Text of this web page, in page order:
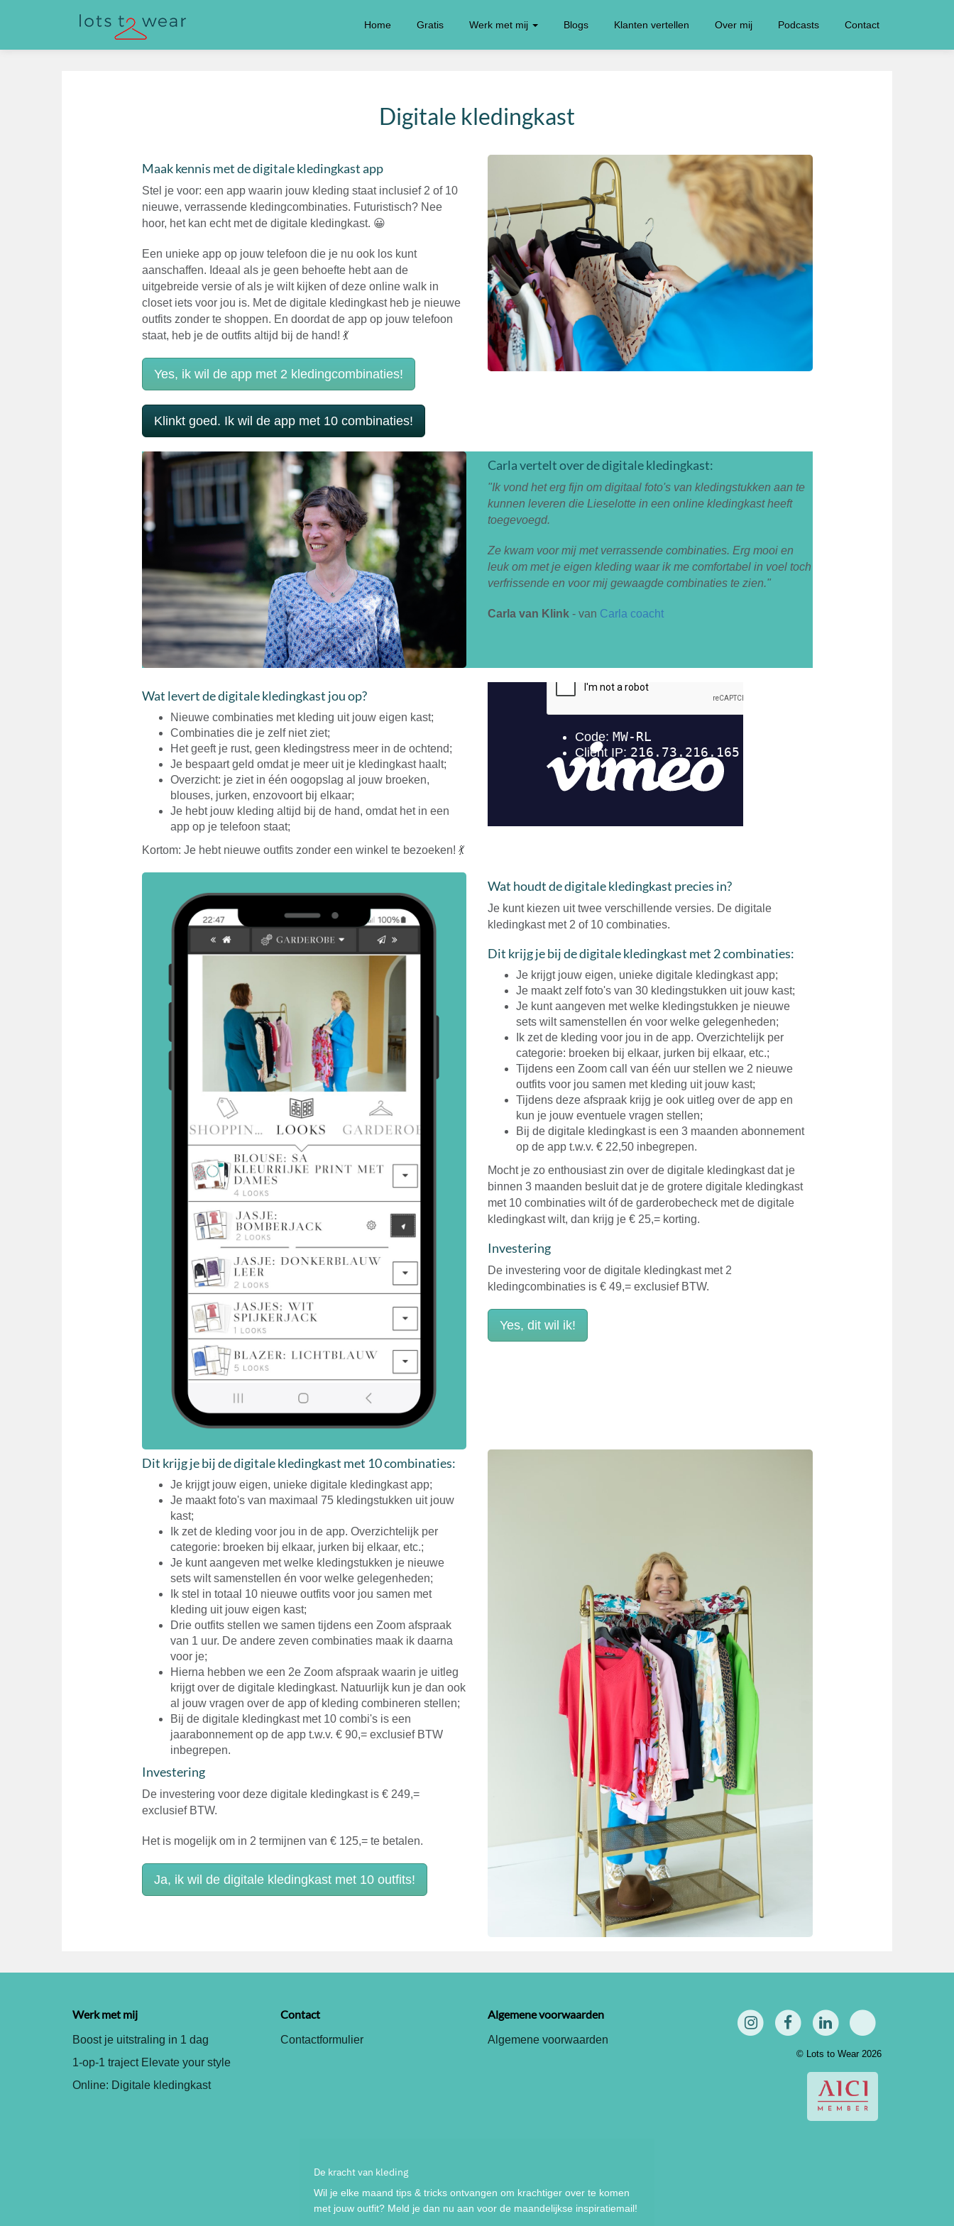
Home Gratis Werk met mij Blogs Klanten vertellen Over mij Podcasts Contact
Digitale kledingkast
Maak kennis met de digitale kledingkast app
Stel je voor: een app waarin jouw kleding staat inclusief 2 of 10
nieuwe, verrassende kledingcombinaties. Futuristisch? Nee
hoor, het kan echt met de digitale kledingkast. 😀
Een unieke app op jouw telefoon die je nu ook los kunt
aanschaffen. Ideaal als je geen behoefte hebt aan de
uitgebreide versie of als je wilt kijken of deze online walk in
closet iets voor jou is. Met de digitale kledingkast heb je nieuwe
outfits zonder te shoppen. En doordat de app op jouw telefoon
staat, heb je de outfits altijd bij de hand! 💃
Yes, ik wil de app met 2 kledingcombinaties!
Klinkt goed. Ik wil de app met 10 combinaties!
Carla vertelt over de digitale kledingkast:
"Ik vond het erg fijn om digitaal foto's van kledingstukken aan te
kunnen leveren die Lieselotte in een online kledingkast heeft
toegevoegd.
Ze kwam voor mij met verrassende combinaties. Erg mooi en
leuk om met je eigen kleding waar ik me comfortabel in voel toch
verfrissende en voor mij gewaagde combinaties te zien."
Carla van Klink - van Carla coacht
Wat levert de digitale kledingkast jou op?
Nieuwe combinaties met kleding uit jouw eigen kast;
Combinaties die je zelf niet ziet;
Het geeft je rust, geen kledingstress meer in de ochtend;
Je bespaart geld omdat je meer uit je kledingkast haalt;
Overzicht: je ziet in één oogopslag al jouw broeken,
blouses, jurken, enzovoort bij elkaar;
Je hebt jouw kleding altijd bij de hand, omdat het in een
app op je telefoon staat;
Kortom: Je hebt nieuwe outfits zonder een winkel te bezoeken! 💃
Wat houdt de digitale kledingkast precies in?
Je kunt kiezen uit twee verschillende versies. De digitale
kledingkast met 2 of 10 combinaties.
Dit krijg je bij de digitale kledingkast met 2 combinaties:
Je krijgt jouw eigen, unieke digitale kledingkast app;
Je maakt zelf foto's van 30 kledingstukken uit jouw kast;
Je kunt aangeven met welke kledingstukken je nieuwe
sets wilt samenstellen én voor welke gelegenheden;
Ik zet de kleding voor jou in de app. Overzichtelijk per
categorie: broeken bij elkaar, jurken bij elkaar, etc.;
Tijdens een Zoom call van één uur stellen we 2 nieuwe
outfits voor jou samen met kleding uit jouw kast;
Tijdens deze afspraak krijg je ook uitleg over de app en
kun je jouw eventuele vragen stellen;
Bij de digitale kledingkast is een 3 maanden abonnement
op de app t.w.v. € 22,50 inbegrepen.
Mocht je zo enthousiast zin over de digitale kledingkast dat je
binnen 3 maanden besluit dat je de grotere digitale kledingkast
met 10 combinaties wilt óf de garderobecheck met de digitale
kledingkast wilt, dan krijg je € 25,= korting.
Investering
De investering voor de digitale kledingkast met 2
kledingcombinaties is € 49,= exclusief BTW.
Yes, dit wil ik!
Dit krijg je bij de digitale kledingkast met 10 combinaties:
Je krijgt jouw eigen, unieke digitale kledingkast app;
Je maakt foto's van maximaal 75 kledingstukken uit jouw
kast;
Ik zet de kleding voor jou in de app. Overzichtelijk per
categorie: broeken bij elkaar, jurken bij elkaar, etc.;
Je kunt aangeven met welke kledingstukken je nieuwe
sets wilt samenstellen én voor welke gelegenheden;
Ik stel in totaal 10 nieuwe outfits voor jou samen met
kleding uit jouw eigen kast;
Drie outfits stellen we samen tijdens een Zoom afspraak
van 1 uur. De andere zeven combinaties maak ik daarna
voor je;
Hierna hebben we een 2e Zoom afspraak waarin je uitleg
krijgt over de digitale kledingkast. Natuurlijk kun je dan ook
al jouw vragen over de app of kleding combineren stellen;
Bij de digitale kledingkast met 10 combi's is een
jaarabonnement op de app t.w.v. € 90,= exclusief BTW
inbegrepen.
Investering
De investering voor deze digitale kledingkast is € 249,=
exclusief BTW.
Het is mogelijk om in 2 termijnen van € 125,= te betalen.
Ja, ik wil de digitale kledingkast met 10 outfits!
Werk met mij
Boost je uitstraling in 1 dag
1-op-1 traject Elevate your style
Online: Digitale kledingkast
Contact
Contactformulier
Algemene voorwaarden
Algemene voorwaarden
© Lots to Wear 2026
De kracht van kleding
Wil je elke maand tips & tricks ontvangen om krachtiger over te komen
met jouw outfit? Meld je dan nu aan voor de maandelijkse inspiratiemail!